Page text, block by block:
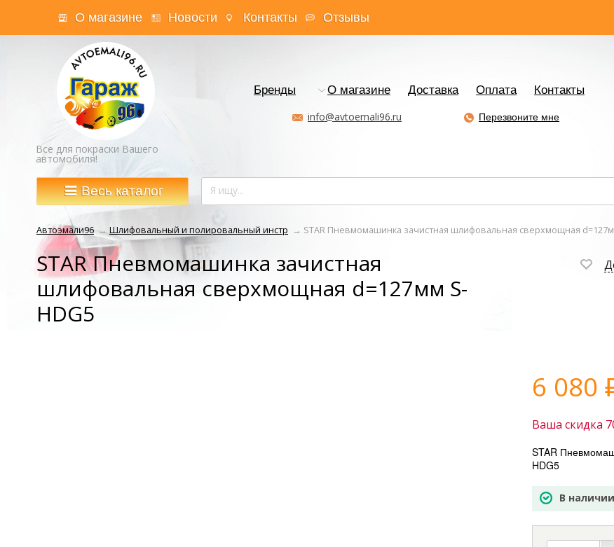
О магазине Новости Контакты Отзывы
Все для покраски Вашего
автомобиля!
Бренды О магазине Доставка Оплата
Контакты
info@avtoemali96.ru
Перезвоните мне
Весь каталог
Автоэмали96 →Шлифовальный и полировальный инстр → STAR Пневмомашинка зачистная шлифовальная сверхмощная
STAR Пневмомашинка зачистная
шлифовальная сверхмощная d=127мм S-
HDG5
6 080
Ваша скидка
STAR
HDG5
В наличии